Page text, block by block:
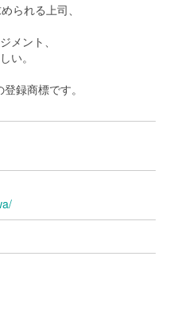
られる上司、
メント、
い。
録商標です。